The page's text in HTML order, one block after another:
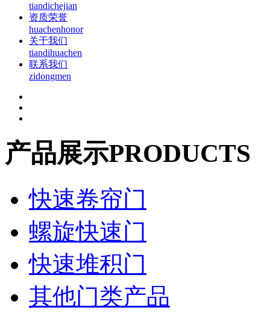
tiandichejian
资质荣誉
huachenhonor
关于我们
tiandihuachen
联系我们
zidongmen
产品展示PRODUCTS
快速卷帘门
螺旋快速门
快速堆积门
其他门类产品